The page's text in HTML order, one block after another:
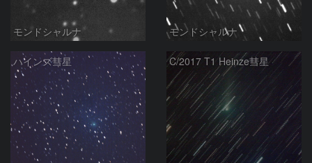
モンドシャルナ モンドシャルナ
ハインズ彗星 C/2017 T1 Heinze彗星